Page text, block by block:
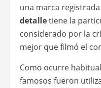
una marca
detalletiene la
considerado por la
mejor que filmó el
Como ocurre
famosos fueron